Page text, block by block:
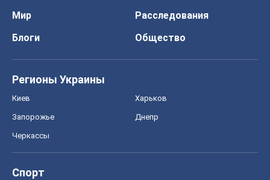
Мир
Расследования
Блоги
Общество
Регионы Украины
Киев Харьков
Запорожье Днепр
Черкассы
Спорт